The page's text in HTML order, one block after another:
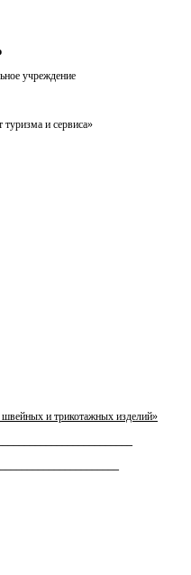
учреждение
туризма и сервиса»
швейных и трикотажных изделий»